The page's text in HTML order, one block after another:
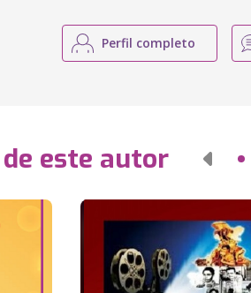
Perfil completo
este autor